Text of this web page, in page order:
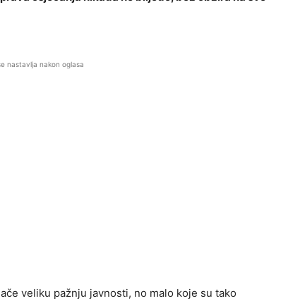
nastavlja nakon oglasa
veliku pažnju javnosti, no malo koje su tako